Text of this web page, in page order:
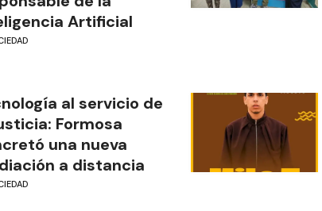
Artificial
al servicio de
Formosa
una nueva
a distancia